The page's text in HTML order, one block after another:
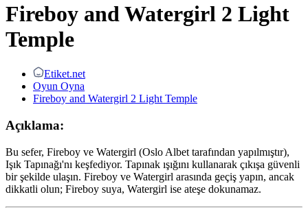
Fireboy and Watergirl 2 Light
Temple
Etiket.net
Oyun Oyna
Fireboy and Watergirl 2 Light Temple
Açıklama:
Bu sefer, Fireboy ve Watergirl (Oslo Albet tarafından yapılmıştır),
Işık Tapınağı'nı keşfediyor. Tapınak ışığını kullanarak çıkışa güvenli
bir şekilde ulaşın. Fireboy ve Watergirl arasında geçiş yapın, ancak
dikkatli olun; Fireboy suya, Watergirl ise ateşe dokunamaz.